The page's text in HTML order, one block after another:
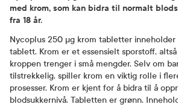
med krom, som kan bidra til normalt
fra 18 år.
Nycoplus 250 µg krom tabletter
tablett. Krom er et essensielt sporstoff,
kroppen trenger i små mengder. Selv om
tilstrekkelig, spiller krom en viktig rolle i
prosesser. Krom er kjent for å bidra til å
blodsukkernivå. Tabletten er grønn.